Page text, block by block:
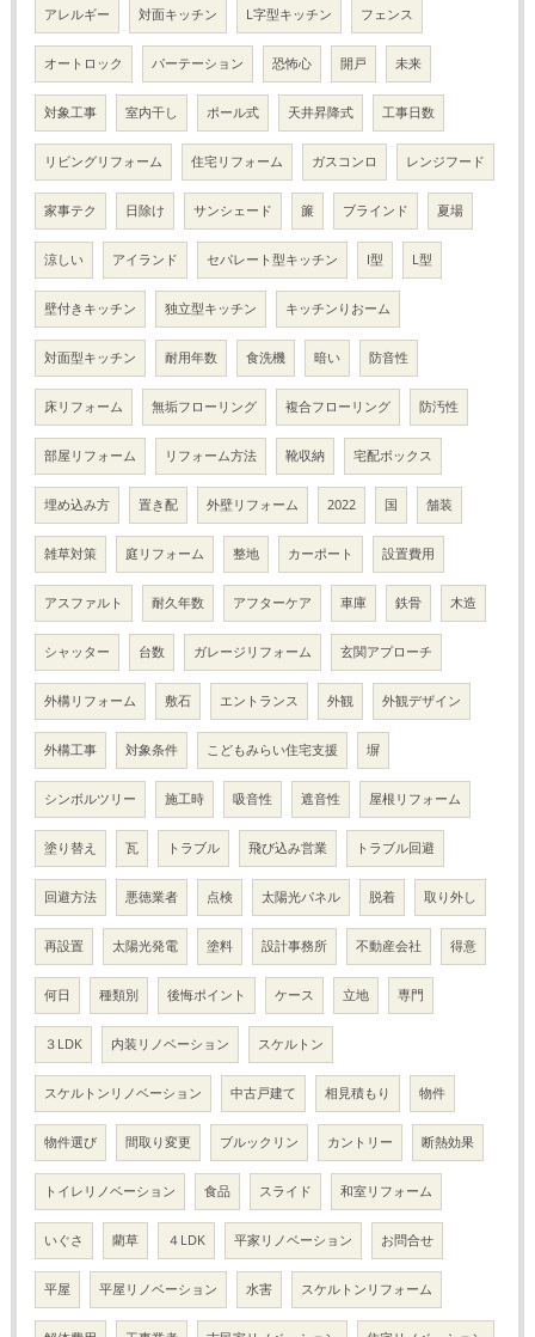
アレルギー 対面キッチン L字型キッチン フェンス
オートロック パーテーション 恐怖心 開戸 未来
対象工事 室内干し ポール式 天井昇降式 工事日数
リビングリフォーム 住宅リフォーム ガスコンロ レンジフード
家事テク 日除け サンシェード 簾 ブラインド 夏場
涼しい アイランド セパレート型キッチン I型 L型
壁付きキッチン 独立型キッチン キッチンりおーム
対面型キッチン 耐用年数 食洗機 暗い 防音性
床リフォーム 無垢フローリング 複合フローリング 防汚性
部屋リフォーム リフォーム方法 靴収納 宅配ボックス
埋め込み方 置き配 外壁リフォーム 2022 国 舗装
雑草対策 庭リフォーム 整地 カーポート 設置費用
アスファルト 耐久年数 アフターケア 車庫 鉄骨 木造
シャッター 台数 ガレージリフォーム 玄関アプローチ
外構リフォーム 敷石 エントランス 外観 外観デザイン
外構工事 対象条件 こどもみらい住宅支援 塀
シンボルツリー 施工時 吸音性 遮音性 屋根リフォーム
塗り替え 瓦 トラブル 飛び込み営業 トラブル回避
回避方法 悪徳業者 点検 太陽光パネル 脱着 取り外し
再設置 太陽光発電 塗料 設計事務所 不動産会社 得意
何日 種類別 後悔ポイント ケース 立地 専門
３LDK 内装リノベーション スケルトン
スケルトンリノベーション 中古戸建て 相見積もり 物件
物件選び 間取り変更 ブルックリン カントリー 断熱効果
トイレリノベーション 食品 スライド 和室リフォーム
いぐさ 藺草 ４LDK 平家リノベーション お問合せ
平屋 平屋リノベーション 水害 スケルトンリフォーム